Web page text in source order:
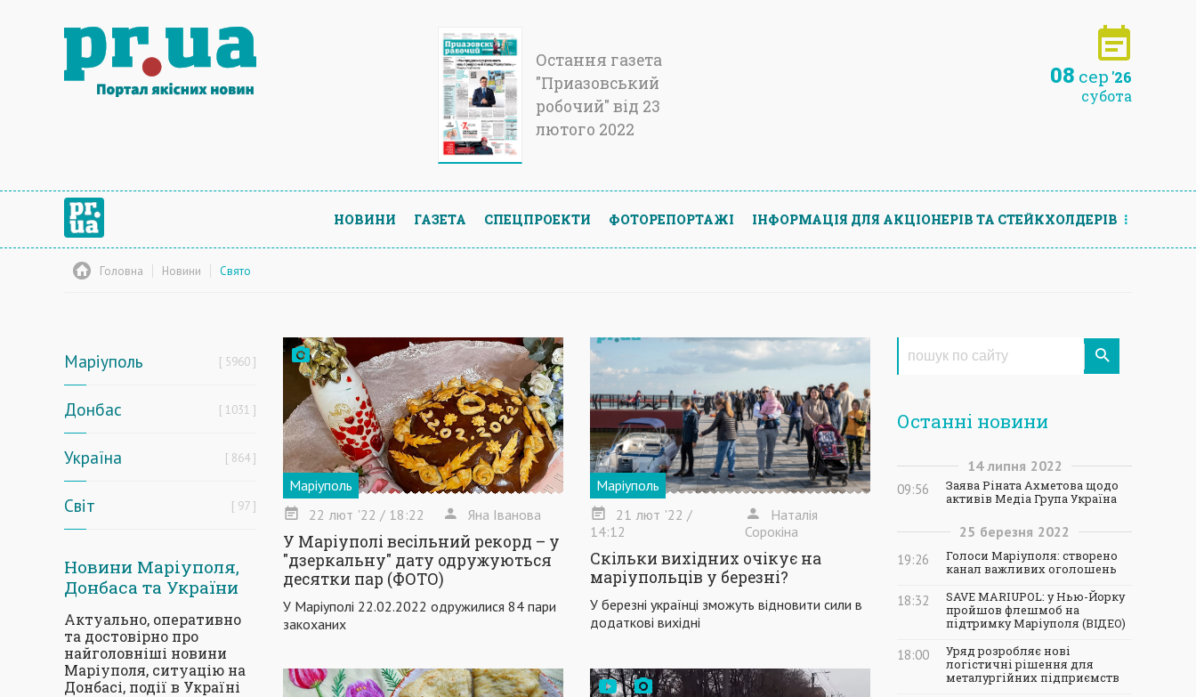
Остання газета
"Приазовський
робочий" від 23
лютого 2022
08 сер '26
субота
НОВИНИ ГАЗЕТА СПЕЦПРОЕКТИ ФОТОРЕПОРТАЖІ ІНФОРМАЦIЯ ДЛЯ АКЦIОНЕРIВ ТА СТЕЙКХОЛДЕРIВ
Головна Новини Свято
Маріуполь 5960
Донбас 1031
Україна 864
Світ 97
Новини Маріуполя,
Донбаса та України
Актуально, оперативно
та достовірно про
найголовніші новини
Маріуполя, ситуацію на
Донбасі, події в Україні
Маріуполь
22 лют '22 / 18:22 Яна Іванова
У Маріуполі весільний рекорд – у
"дзеркальну" дату одружуються
десятки пар (ФОТО)
У Маріуполі 22.02.2022 одружилися 84 пари
закоханих
Маріуполь
21 лют '22 /
14:12
Наталія
Сорокіна
Скільки вихідних очікує на
маріупольців у березні?
У березні українці зможуть відновити сили в
додаткові вихідні
Останні новини
14 липня 2022
09:56
Заява Ріната Ахметова щодо
активів Медіа Група Україна
25 березня 2022
19:26
Голоси Маріуполя: створено
канал важливих оголошень
18:32
SAVE MARIUPOL: у Нью-Йорку
пройшов флешмоб на
підтримку Маріуполя (ВІДЕО)
18:00
Уряд розробляє нові
логістичні рішення для
металургійних підприємств